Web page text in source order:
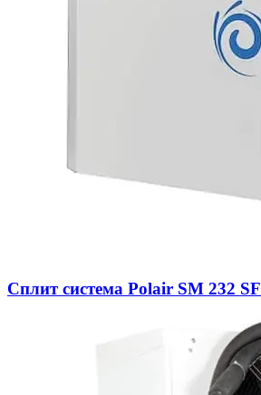
Сплит система Polair SM 232 SF